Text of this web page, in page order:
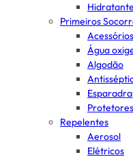
Primeiros
Água
Algodão
Repelentes
Aerosol
Elétricos